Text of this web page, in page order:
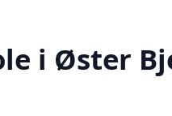
i Øster